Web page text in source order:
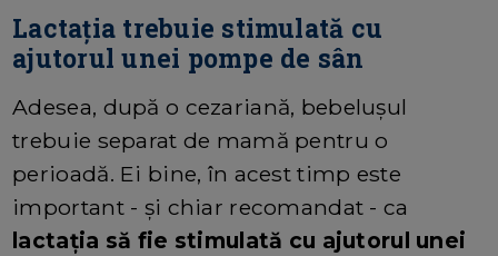
Lactația trebuie stimulată cu
ajutorul unei pompe de sân
Adesea, după o cezariană, bebelușul
trebuie separat de mamă pentru o
perioadă. Ei bine, în acest timp este
important - și chiar recomandat - ca
lactația să fie stimulată cu ajutorul unei